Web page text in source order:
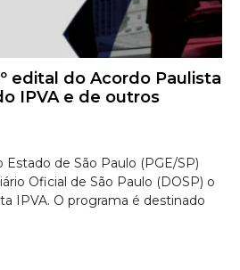
edital do Acordo Paulista
IPVA e de outros
Estado de São Paulo (PGE/SP)
Oficial de São Paulo (DOSP) o
IPVA. O programa é destinado